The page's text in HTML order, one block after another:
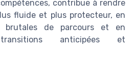
contribue à rendre
fluide et plus protecteur, en
brutales de parcours et en
anticipées et